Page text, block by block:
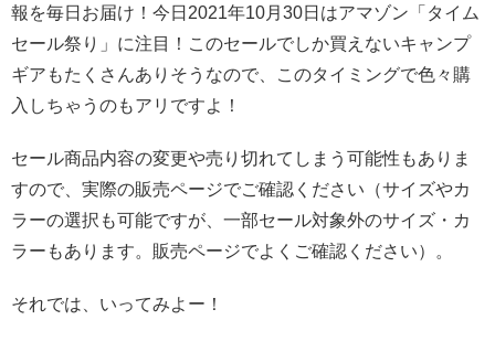
報を毎日お届け！今日2021年10月30日はアマゾン「タイム
セール祭り」に注目！このセールでしか買えないキャンプ
ギアもたくさんありそうなので、このタイミングで色々購
入しちゃうのもアリですよ！
セール商品内容の変更や売り切れてしまう可能性もありま
すので、実際の販売ページでご確認ください（サイズやカ
ラーの選択も可能ですが、一部セール対象外のサイズ・カ
ラーもあります。販売ページでよくご確認ください）。
それでは、いってみよー！